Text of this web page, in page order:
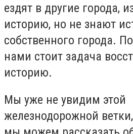
ездят в другие города,
историю, но не знают
собственного города.
нами стоит задача
историю.
Мы уже не увидим этой
железнодорожной